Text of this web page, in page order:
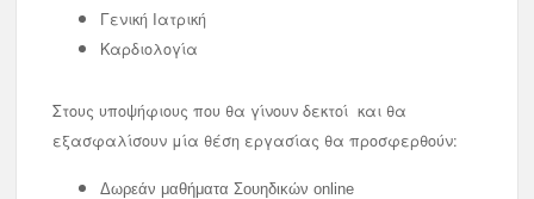
Γενική Ιατρική
Καρδιολογία
Στους υποψήφιους που θα γίνουν δεκτοί και θα
εξασφαλίσουν μία θέση εργασίας θα προσφερθούν:
Δωρεάν μαθήματα Σουηδικών οnline